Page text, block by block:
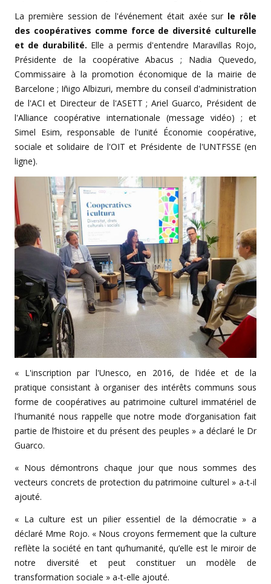
La première session de l'événement était axée sur le rôle
des coopératives comme force de diversité culturelle
et de durabilité. Elle a permis d'entendre Maravillas Rojo,
Présidente de la coopérative Abacus ; Nadia Quevedo,
Commissaire à la promotion économique de la mairie de
Barcelone ; Iñigo Albizuri, membre du conseil d'administration
de l'ACI et Directeur de l'ASETT ; Ariel Guarco, Président de
l'Alliance coopérative internationale (message vidéo) ; et
Simel Esim, responsable de l'unité Économie coopérative,
sociale et solidaire de l'OIT et Présidente de l'UNTFSSE (en
ligne).
« L'inscription par l'Unesco, en 2016, de l'idée et de la
pratique consistant à organiser des intérêts communs sous
forme de coopératives au patrimoine culturel immatériel de
l'humanité nous rappelle que notre mode d’organisation fait
partie de l’histoire et du présent des peuples » a déclaré le Dr
Guarco.
« Nous démontrons chaque jour que nous sommes des
vecteurs concrets de protection du patrimoine culturel » a-t-il
ajouté.
« La culture est un pilier essentiel de la démocratie » a
déclaré Mme Rojo. « Nous croyons fermement que la culture
reflète la société en tant qu’humanité, qu’elle est le miroir de
notre diversité et peut constituer un modèle de
transformation sociale » a-t-elle ajouté.